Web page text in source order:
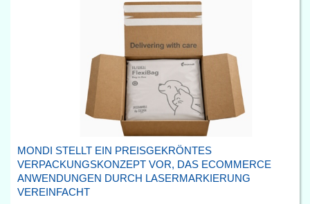
MONDI STELLT EIN PREISGEKRÖNTES
VERPACKUNGSKONZEPT VOR, DAS ECOMMERCE
ANWENDUNGEN DURCH LASERMARKIERUNG
VEREINFACHT